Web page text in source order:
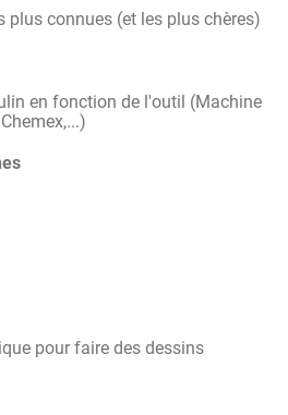
plus connues (et les plus chères)
en fonction de l'outil (Machine
pour faire des dessins